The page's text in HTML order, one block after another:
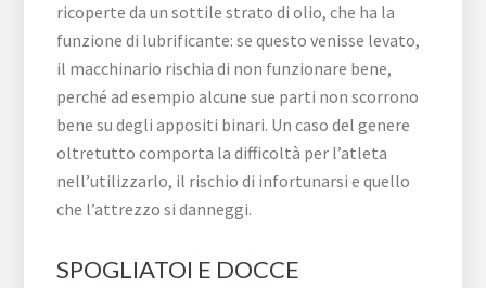
ricoperte da un sottile strato di olio, che ha la
funzione di lubrificante: se questo venisse levato,
il macchinario rischia di non funzionare bene,
perché ad esempio alcune sue parti non scorrono
bene su degli appositi binari. Un caso del genere
oltretutto comporta la difficoltà per l’atleta
nell’utilizzarlo, il rischio di infortunarsi e quello
che l’attrezzo si danneggi.
SPOGLIATOI E DOCCE